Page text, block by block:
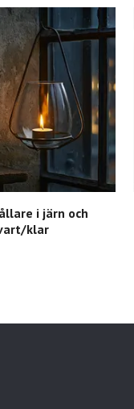
i järn och
klar